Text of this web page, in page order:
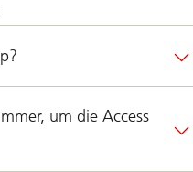
um die Access